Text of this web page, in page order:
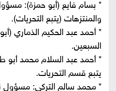
* بسام فايع (أبو حمزة):
والمنتزهات (يتبع التحريات).
* أحمد عبد الحكيم الذماري
السبعين.
* أحمد عبد السلام محمد أبو
يتبع قسم التحريات.
* محمد سالم التركي: مسؤول